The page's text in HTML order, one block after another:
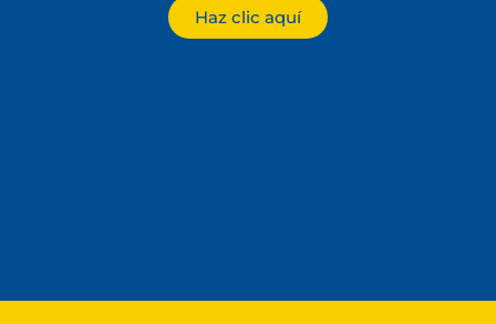
Haz clic aquí